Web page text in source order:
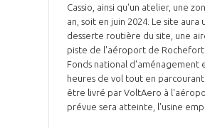
Cassio, ainsi qu'un atelier, une zone logistique et des bureaux.
an, soit en juin 2024. Le site
desserte routière du site, une
piste de l'aéroport de Rochefort
Fonds national d'aménagement
heures de vol tout en
être livré par VoltAero à
prévue sera atteinte, l'usine